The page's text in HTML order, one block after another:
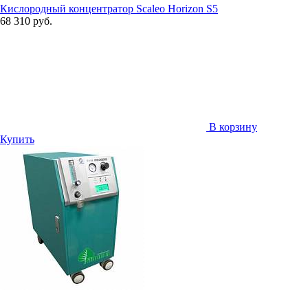
Кислородный концентратор Scaleo Horizon S5
68 310 руб.
В корзину
Купить